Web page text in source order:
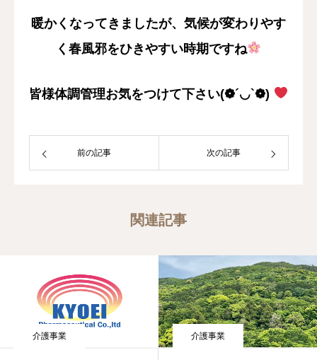
暖かくなってきましたが、気候が変わりやす
く春風邪をひきやすい時期ですね
皆様体調管理お気をつけて下さい(❁´◡`❁)
前の記事 次の記事
関連記事
介護事業 介護事業